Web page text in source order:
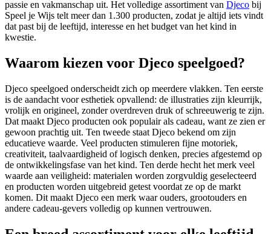
passie en vakmanschap uit. Het volledige assortiment van Djeco bij
Speel je Wijs telt meer dan 1.300 producten, zodat je altijd iets vindt
dat past bij de leeftijd, interesse en het budget van het kind in
kwestie.
Waarom kiezen voor Djeco speelgoed?
Djeco speelgoed onderscheidt zich op meerdere vlakken. Ten eerste
is de aandacht voor esthetiek opvallend: de illustraties zijn kleurrijk,
vrolijk en origineel, zonder overdreven druk of schreeuwerig te zijn.
Dat maakt Djeco producten ook populair als cadeau, want ze zien er
gewoon prachtig uit. Ten tweede staat Djeco bekend om zijn
educatieve waarde. Veel producten stimuleren fijne motoriek,
creativiteit, taalvaardigheid of logisch denken, precies afgestemd op
de ontwikkelingsfase van het kind. Ten derde hecht het merk veel
waarde aan veiligheid: materialen worden zorgvuldig geselecteerd
en producten worden uitgebreid getest voordat ze op de markt
komen. Dit maakt Djeco een merk waar ouders, grootouders en
andere cadeau-gevers volledig op kunnen vertrouwen.